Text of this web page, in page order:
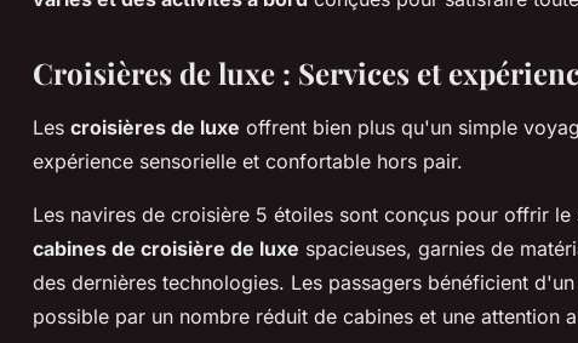
Croisières de luxe : Services et
Les croisières de luxe offrent bien plus qu'un simple
expérience sensorielle et confortable hors pair.
Les navires de croisière 5 étoiles sont conçus pour offrir
cabines de croisière de luxe spacieuses, garnies de
des dernières technologies. Les passagers bénéficient
possible par un nombre réduit de cabines et une attention